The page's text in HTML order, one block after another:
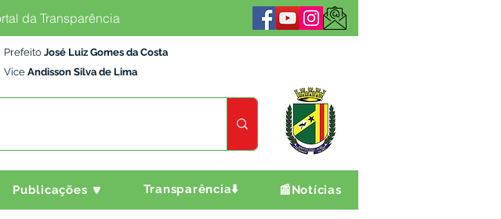
da Transparência
Prefeito José Luiz Gomes da Costa
Vice Andisson Silva de Lima
Publicações 🔽 Transparência⬇️ 📰Notícias